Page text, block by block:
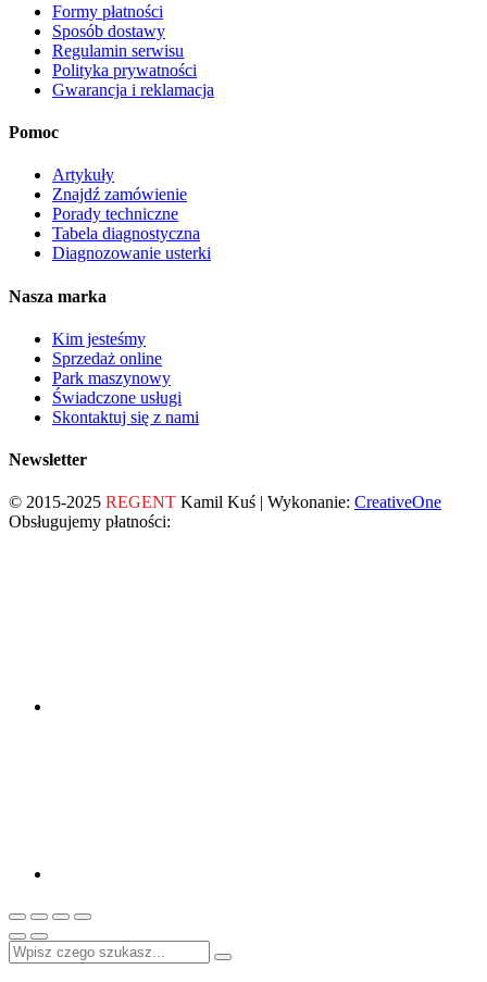
Formy płatności
Sposób dostawy
Regulamin serwisu
Polityka prywatności
Gwarancja i reklamacja
Pomoc
Artykuły
Znajdź zamówienie
Porady techniczne
Tabela diagnostyczna
Diagnozowanie usterki
Nasza marka
Kim jesteśmy
Sprzedaż online
Park maszynowy
Świadczone usługi
Skontaktuj się z nami
Newsletter
© 2015-2025 REGENT Kamil Kuś | Wykonanie: CreativeOne
Obsługujemy płatności: